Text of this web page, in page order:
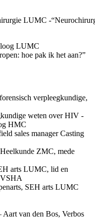
LUMC -
LUMC
hoe pak ik het aan?”
verpleegkundige,
weten over HIV -
HMC
sales manager Casting
ZMC, mede
arts LUMC, lid en
SEH arts LUMC
Aart van den Bos, Verbos